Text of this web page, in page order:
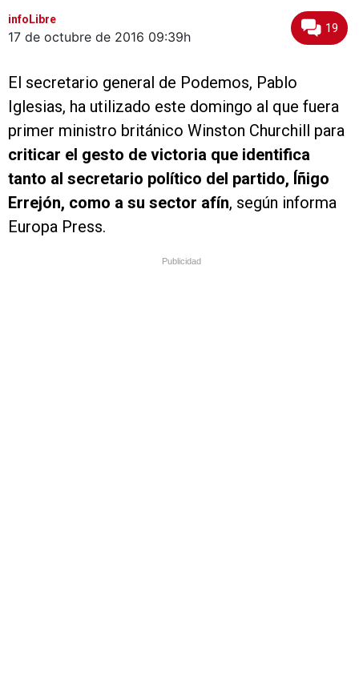
infoLibre
17 de octubre de 2016 09:39h
19
El secretario general de Podemos, Pablo
Iglesias, ha utilizado este domingo al que fuera
primer ministro británico Winston Churchill para
criticar el gesto de victoria que identifica
tanto al secretario político del partido, Íñigo
Errejón, como a su sector afín, según informa
Europa Press.
Publicidad